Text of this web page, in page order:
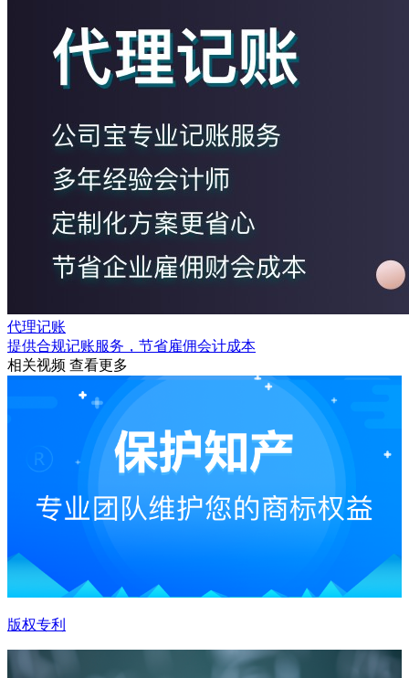
代理记账
提供合规记账服务，节省雇佣会计成本
相关视频 查看更多
版权专利